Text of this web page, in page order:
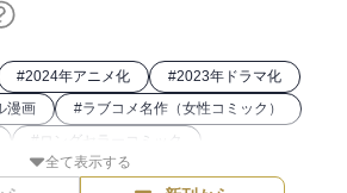
#2024年アニメ化 #2023年ドラマ化
漫画 #ラブコメ名作（女性コミック）
# ロングセラーコミック
#女子高生（女性コミック）
全て表示する